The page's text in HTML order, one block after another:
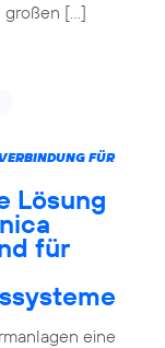
großen […]
FÜR
Lösung
für
eine